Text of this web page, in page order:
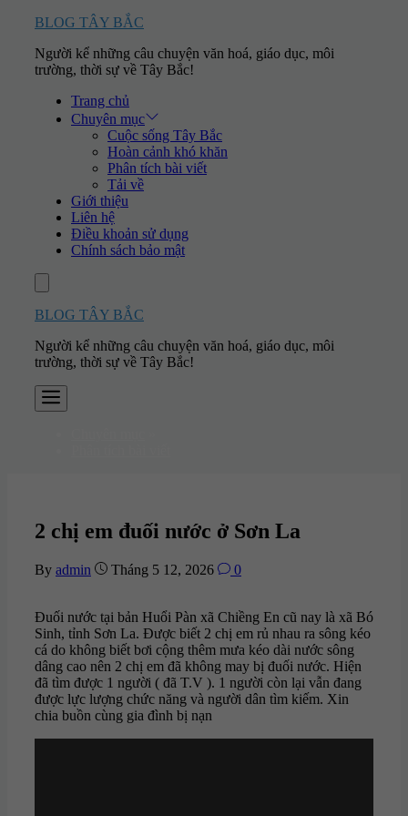
content
BLOG TÂY BẮC
Người kể những câu chuyện văn hoá, giáo dục, môi
trường, thời sự về Tây Bắc!
Trang chủ
Chuyên mục
Cuộc sống Tây Bắc
Hoàn cảnh khó khăn
Phân tích bài viết
Tải về
Giới thiệu
Liên hệ
Điều khoản sử dụng
Chính sách bảo mật
Account
BLOG TÂY BẮC
Người kể những câu chuyện văn hoá, giáo dục, môi
trường, thời sự về Tây Bắc!
Menu
2 chị em đuối nước ở Sơn La
By admin Tháng 5 12, 2026 0
Đuối nước tại bản Huổi Pàn xã Chiềng En cũ nay là xã Bó
Sinh, tỉnh Sơn La. Được biết 2 chị em rủ nhau ra sông kéo
cá do không biết bơi cộng thêm mưa kéo dài nước sông
dâng cao nên 2 chị em đã không may bị đuối nước. Hiện
đã tìm được 1 người ( đã T.V ). 1 người còn lại vẫn đang
được lực lượng chức năng và người dân tìm kiếm. Xin
chia buồn cùng gia đình bị nạn